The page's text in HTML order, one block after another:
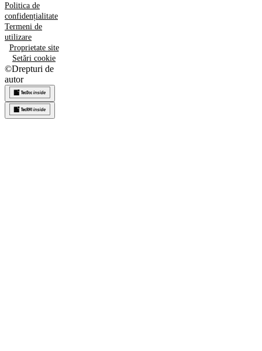
Politica de
confidențialitate
Termeni de
utilizare
Proprietate site
Setări cookie
©Drepturi de
autor